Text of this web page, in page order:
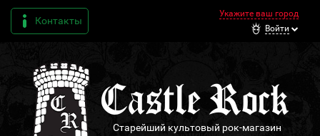
Контакты
Укажите ваш город
Войти
Старейший культовый рок-магазин